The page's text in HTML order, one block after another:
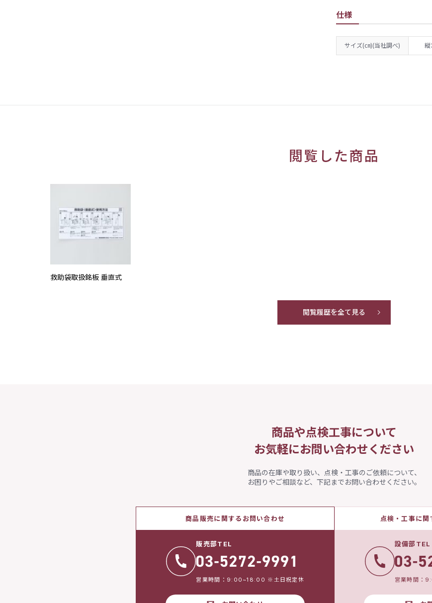
仕様
サイズ(㎝)(当社調べ)
閲覧した商品
救助袋取扱銘板 垂直式
閲覧履歴を全て見る
商品や点検工事について
お気軽にお問い合わせください
商品の在庫や取り扱い、点検・工事のご依頼について、
お困りやご相談など、下記までお問い合わせください。
商品販売に関するお問い合わせ
販売部TEL
営業時間：9:00~18:00 ※土日祝定休
点検・工事に
設備部TEL
営業時間：